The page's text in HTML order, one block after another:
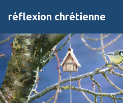
réflexion chrétienne